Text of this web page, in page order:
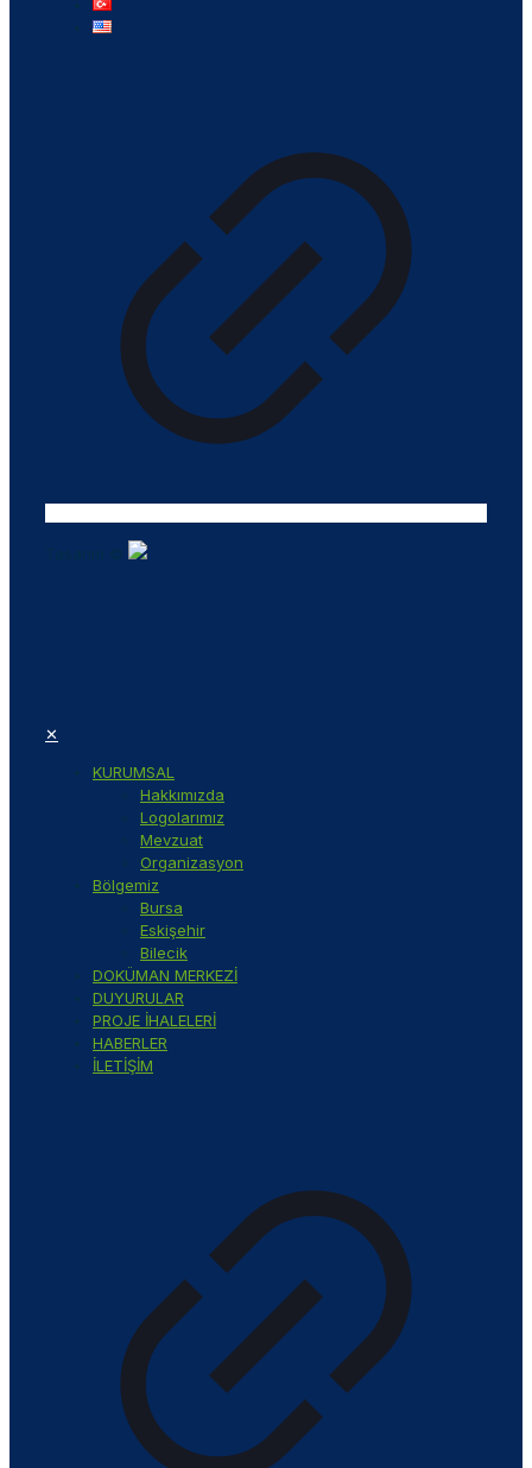
✕
KURUMSAL
Hakkımızda
Logolarımız
Mevzuat
Organizasyon
Bölgemiz
Bursa
Eskişehir
Bilecik
DOKÜMAN MERKEZİ
DUYURULAR
PROJE İHALELERİ
HABERLER
İLETİŞİM